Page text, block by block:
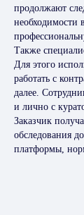
продолжают
необходимости
Также
Для этого
работать с
далее.
и лично с
Заказчик
обследования
платформы,